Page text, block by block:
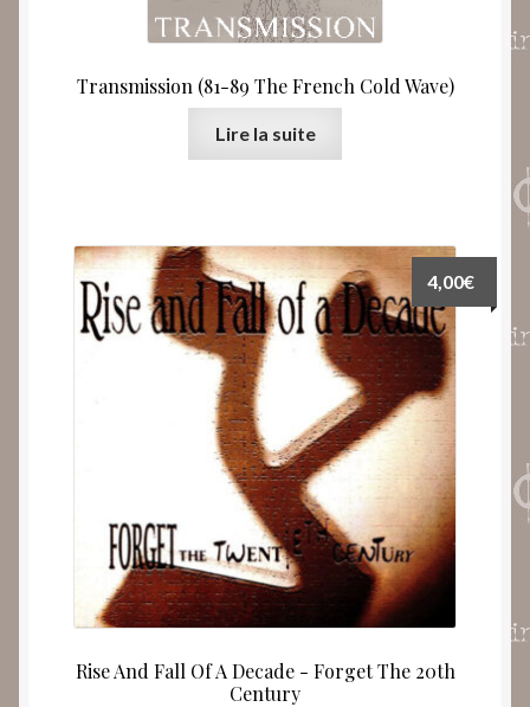
Transmission (81-89 The French Cold Wave)
Lire la suite
Rise And Fall Of A Decade ‎- Forget The 20th
Century
4,00€